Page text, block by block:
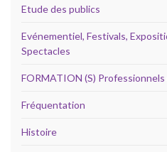
Etude des publics
Evénementiel, Festivals,
Spectacles
FORMATION (S)
Fréquentation
Histoire